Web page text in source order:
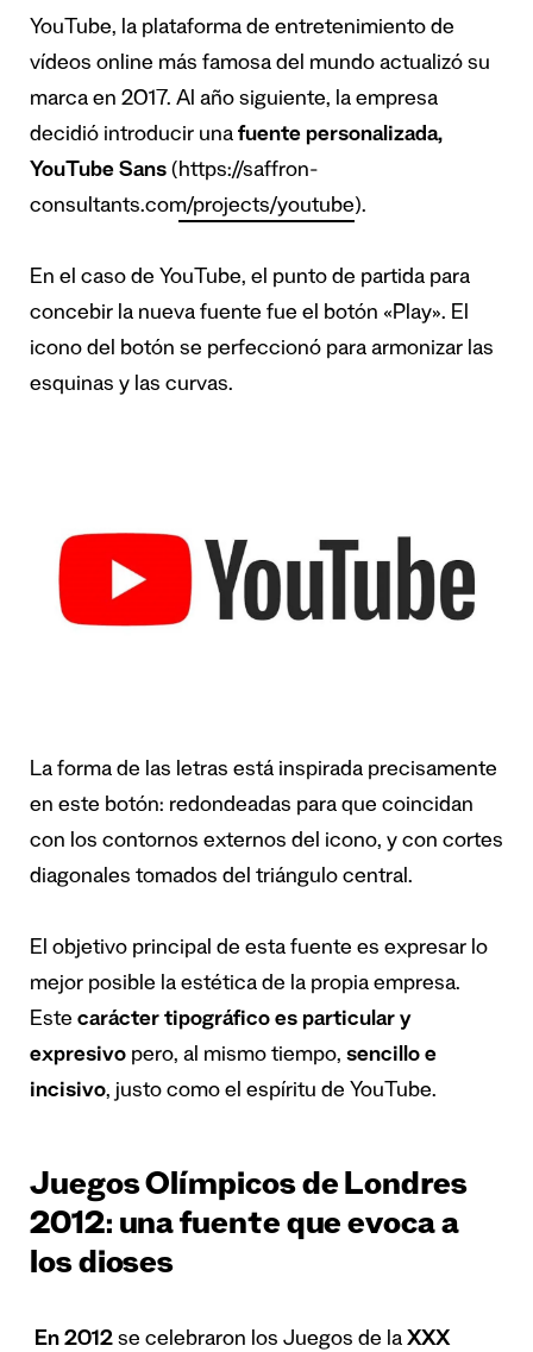
YouTube, la plataforma de entretenimiento de
vídeos online más famosa del mundo actualizó su
marca en 2017. Al año siguiente, la empresa
decidió introducir una fuente personalizada,
YouTube Sans (https://saffron-
consultants.com/projects/youtube).
En el caso de YouTube, el punto de partida para
concebir la nueva fuente fue el botón «Play». El
icono del botón se perfeccionó para armonizar las
esquinas y las curvas.
La forma de las letras está inspirada precisamente
en este botón: redondeadas para que coincidan
con los contornos externos del icono, y con cortes
diagonales tomados del triángulo central.
El objetivo principal de esta fuente es expresar lo
mejor posible la estética de la propia empresa.
Este carácter tipográfico es particular y
expresivo pero, al mismo tiempo, sencillo e
incisivo, justo como el espíritu de YouTube.
Juegos Olímpicos de Londres
2012: una fuente que evoca a
los dioses
En 2012 se celebraron los Juegos de la XXX